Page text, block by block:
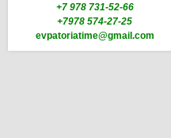
+7 978 731-52-66
+7978 574-27-25
evpatoriatime@gmail.com